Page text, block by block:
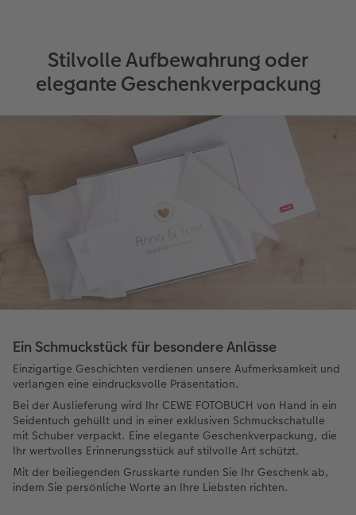
Stilvolle Aufbewahrung oder
elegante Geschenkverpackung
Ein Schmuckstück für besondere Anlässe
Einzigartige Geschichten verdienen unsere Aufmerksamkeit und
verlangen eine eindrucksvolle Präsentation.
Bei der Auslieferung wird Ihr CEWE FOTOBUCH von Hand in ein
Seidentuch gehüllt und in einer exklusiven Schmuckschatulle
mit Schuber verpackt. Eine elegante Geschenkverpackung, die
Ihr wertvolles Erinnerungsstück auf stilvolle Art schützt.
Mit der beiliegenden Grusskarte runden Sie Ihr Geschenk ab,
indem Sie persönliche Worte an Ihre Liebsten richten.